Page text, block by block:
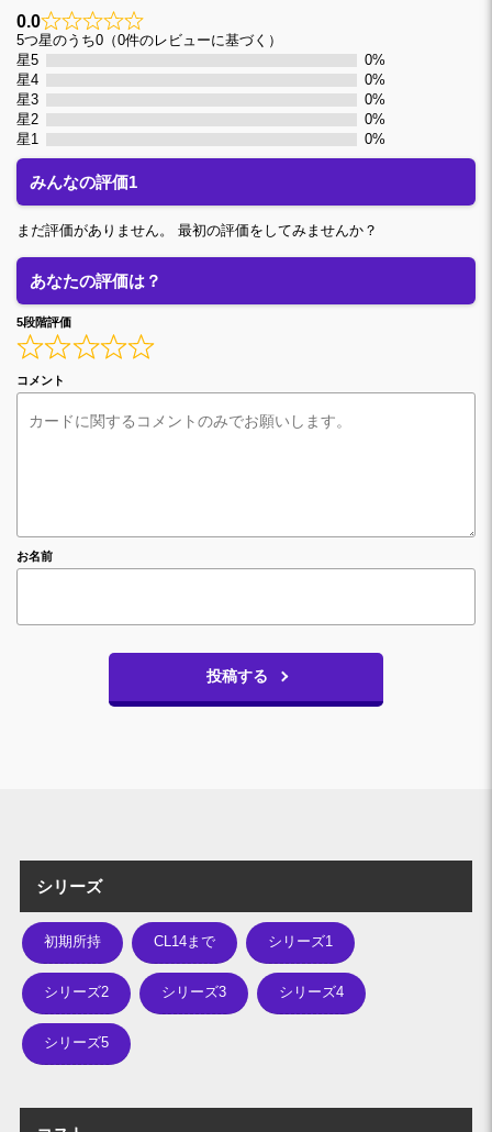
0.0 0
5つ星のうち0（0件のレビューに基づく）
星5
0%
星4
0%
星3
0%
星2
0%
星1
0%
みんなの評価1
まだ評価がありません。 最初の評価をしてみませんか？
あなたの評価は？
5段階評価
コメント
お名前
投稿する
シリーズ
初期所持 CL14まで シリーズ1
シリーズ2 シリーズ3 シリーズ4
シリーズ5